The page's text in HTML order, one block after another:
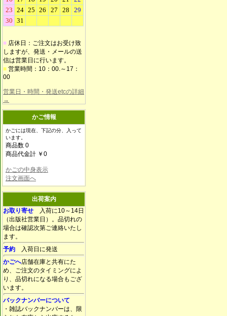
■ 店休日：ご注文はお受け致
しますが、発送・メールの送
信は営業日に行います。
■ 営業時間：10：00.～17：
00
営業日・時間・発送etcの詳細
→
かご情報
かごには現在、下記の分、入って
います。
商品数 0
商品代金計 ￥0
かごの中身表示
注文画面へ
出荷案内
お取り寄せ 入荷に10～14日
（出版社営業日）。品切れの
場合は確認次第ご連絡いたし
ます。
予約 入荷日に発送
かごへ店舗在庫と共有にた
め、ご注文のタイミングによ
り、品切れになる場合もござ
います。
バックナンバーについて
・雑誌バックナンバーは、限